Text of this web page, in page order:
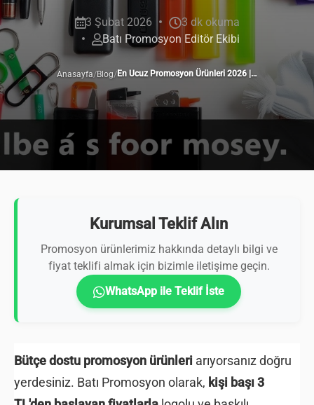
3 Şubat 2026
3 dk okuma
Batı Promosyon Editör Ekibi
Anasayfa/Blog/ En Ucuz Promosyon Ürünleri 2026 | Toptan Fiyatlarla
Kurumsal Teklif Alın
Promosyon ürünlerimiz hakkında detaylı bilgi ve
fiyat teklifi almak için bizimle iletişime geçin.
WhatsApp ile Teklif İste
Bütçe dostu promosyon ürünleri arıyorsanız doğru
yerdesiniz. Batı Promosyon olarak, kişi başı 3